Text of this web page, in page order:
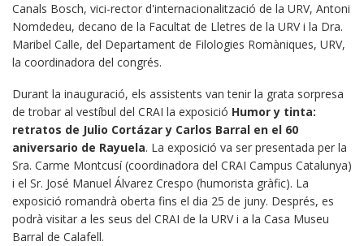
Canals Bosch, vici-rector d'internacionalització de la URV, Antoni
Nomdedeu, decano de la Facultat de Lletres de la URV i la Dra.
Maribel Calle, del Departament de Filologies Romàniques, URV,
la coordinadora del congrés.
Durant la inauguració, els assistents van tenir la grata sorpresa
de trobar al vestíbul del CRAI la exposició Humor y tinta:
retratos de Julio Cortázar y Carlos Barral en el 60
aniversario de Rayuela. La exposició va ser presentada per la
Sra. Carme Montcusí (coordinadora del CRAI Campus Catalunya)
i el Sr. José Manuel Álvarez Crespo (humorista gràfic). La
exposició romandrà oberta fins el dia 25 de juny. Després, es
podrà visitar a les seus del CRAI de la URV i a la Casa Museu
Barral de Calafell.